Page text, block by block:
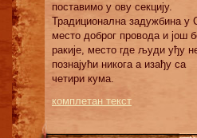
поставимо у ову секцију.
Традиционална задужбина у
место доброг провода и још
ракије, место где људи уђу
познајући никога а изађу са
четири кума.
комплетан текст